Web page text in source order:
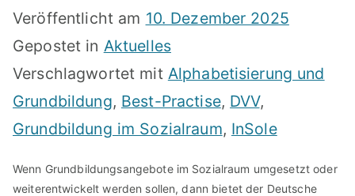
Veröffentlicht am 10. Dezember 2025
Gepostet in Aktuelles
Verschlagwortet mit Alphabetisierung und
Grundbildung, Best-Practise, DVV,
Grundbildung im Sozialraum, InSole
Wenn Grundbildungsangebote im Sozialraum umgesetzt oder
weiterentwickelt werden sollen, dann bietet der Deutsche